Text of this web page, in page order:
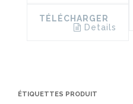
TÉLÉCHARGER
Details
ÉTIQUETTES PRODUIT